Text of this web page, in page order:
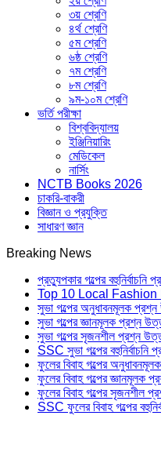
৩য় শ্রেণি
৪র্থ শ্রেণি
৫ম শ্রেণি
৬ষ্ঠ শ্রেণি
৭ম শ্রেণি
৮ম শ্রেণি
৯ম-১০ম শ্রেণি
ভর্তি পরীক্ষা
বিশ্ববিদ্যালয়
ইঞ্জিনিয়ারিং
মেডিকেল
নার্সিং
NCTB Books 2026
চাকরি-বাকরী
বিজ্ঞান ও প্রযুক্তি
সাধারণ জ্ঞান
Breaking News
প্রত্যুপকার গল্পের বহুনির্বাচনি
Top 10 Local
সুভা গল্পের অনুধাবনমূলক
সুভা গল্পের জ্ঞানমূলক প্রশ্ন
সুভা গল্পের সৃজনশীল প্রশ্ন
SSC সুভা গল্পের বহুনির্বাচনি
ফুলের বিবাহ গল্পের
ফুলের বিবাহ গল্পের জ্ঞানমূলক
ফুলের বিবাহ গল্পের সৃজনশীল
SSC ফুলের বিবাহ গল্পের